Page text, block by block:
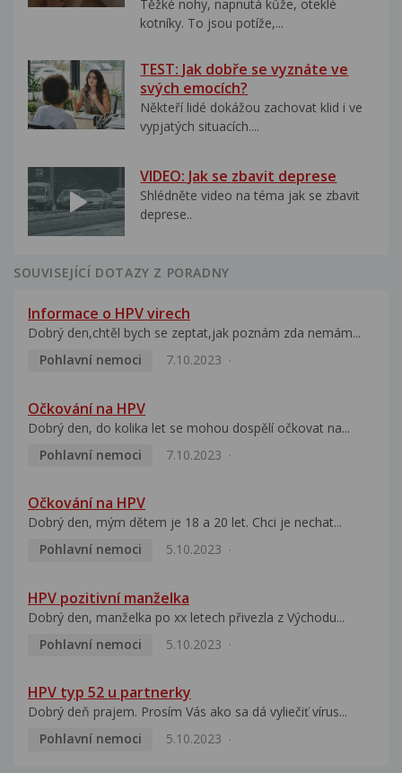
Těžké nohy, napnutá kůže, oteklé
kotníky. To jsou potíže,...
TEST: Jak dobře se vyznáte ve
svých emocích?
Někteří lidé dokážou zachovat klid i ve
vypjatých situacích....
VIDEO: Jak se zbavit deprese
Shlédněte video na téma jak se zbavit
deprese..
SOUVISEJÍCÍ DOTAZY Z PORADNY
Informace o HPV virech
Dobrý den,chtěl bych se zeptat,jak poznám zda nemám...
Pohlavní nemoci
7.10.2023
Očkování na HPV
Dobrý den, do kolika let se mohou dospělí očkovat na...
Pohlavní nemoci
7.10.2023
Očkování na HPV
Dobrý den, mým dětem je 18 a 20 let. Chci je nechat...
Pohlavní nemoci
5.10.2023
HPV pozitivní manželka
Dobrý den, manželka po xx letech přivezla z Východu...
Pohlavní nemoci
5.10.2023
HPV typ 52 u partnerky
Dobrý deň prajem. Prosím Vás ako sa dá vyliečiť vírus...
Pohlavní nemoci
5.10.2023